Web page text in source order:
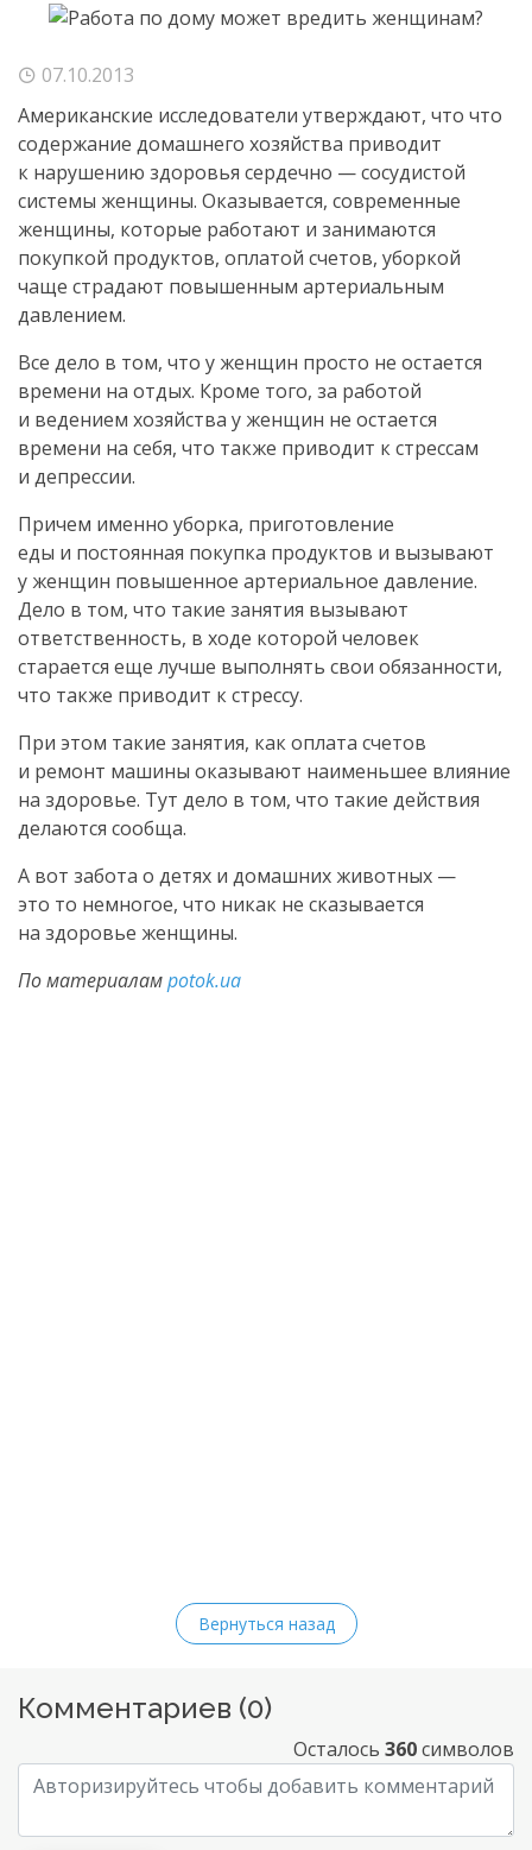
07.10.2013
Американские исследователи утверждают, что что
содержание домашнего хозяйства приводит
к нарушению здоровья сердечно — сосудистой
системы женщины. Оказывается, современные
женщины, которые работают и занимаются
покупкой продуктов, оплатой счетов, уборкой
чаще страдают повышенным артериальным
давлением.
Все дело в том, что у женщин просто не остается
времени на отдых. Кроме того, за работой
и ведением хозяйства у женщин не остается
времени на себя, что также приводит к стрессам
и депрессии.
Причем именно уборка, приготовление
еды и постоянная покупка продуктов и вызывают
у женщин повышенное артериальное давление.
Дело в том, что такие занятия вызывают
ответственность, в ходе которой человек
старается еще лучше выполнять свои обязанности,
что также приводит к стрессу.
При этом такие занятия, как оплата счетов
и ремонт машины оказывают наименьшее влияние
на здоровье. Тут дело в том, что такие действия
делаются сообща.
А вот забота о детях и домашних животных —
это то немногое, что никак не сказывается
на здоровье женщины.
По материаламpotok.ua
Вернуться назад
Комментариев (0)
Осталось 360символов